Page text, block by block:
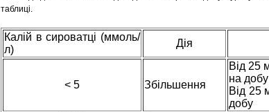
таблиці.
Калій в сироватці (ммоль/
л)
Дія
< 5 Збільшення
Від 25
на добу
Від 25
добу